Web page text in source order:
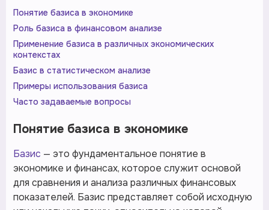
Понятие базиса в экономике
Роль базиса в финансовом анализе
Применение базиса в различных экономических
контекстах
Базис в статистическом анализе
Примеры использования базиса
Часто задаваемые вопросы
Понятие базиса в экономике
Базис — это фундаментальное понятие в
экономике и финансах, которое служит основой
для сравнения и анализа различных финансовых
показателей. Базис представляет собой исходную